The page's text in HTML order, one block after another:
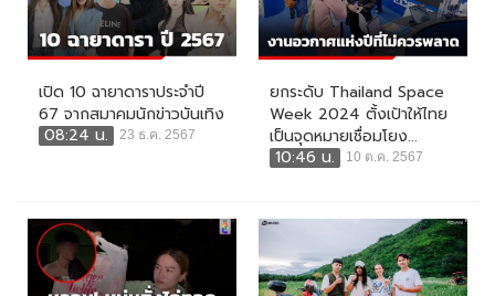
เปิด 10 ฉายาดาราประจำปี
67 จากสมาคมนักข่าวบันเทิง
08:24 น.
23 ธ.ค. 2567
ยกระดับ Thailand Space
Week 2024 ตั้งเป้าให้ไทย
เป็นจุดหมายเชื่อมโยง...
10:46 น.
10 ต.ค. 2567